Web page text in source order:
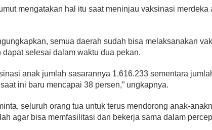
mengatakan hal itu saat meninjau vaksinasi merdeka
semua daerah sudah bisa melaksanakan
dapat selesai dalam waktu dua pekan.
anak jumlah sasarannya 1.616.233 sementara
ini baru mencapai 38 persen,” ungkapnya.
seluruh orang tua untuk terus mendorong anak-
agar bisa memfasilitasi dan bekerja sama dalam